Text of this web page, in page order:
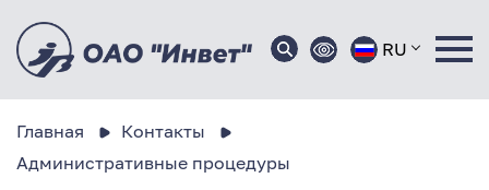
RU
Главная
Контакты
Административные процедуры